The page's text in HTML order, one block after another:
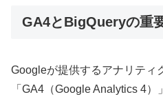
GA4とBigQueryの重
Googleが提供するアナリティ
「GA4（Google Analytics 4